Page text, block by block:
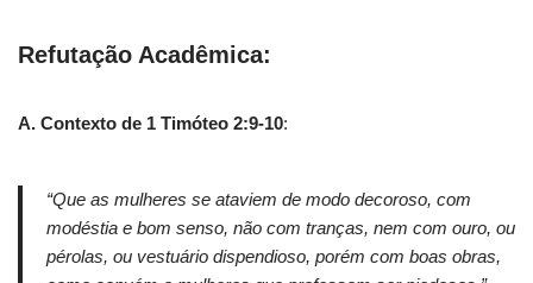
Refutação Acadêmica:
A. Contexto de 1 Timóteo 2:9-10:
“Que as mulheres se ataviem de modo decoroso, com
modéstia e bom senso, não com tranças, nem com ouro, ou
pérolas, ou vestuário dispendioso, porém com boas obras,